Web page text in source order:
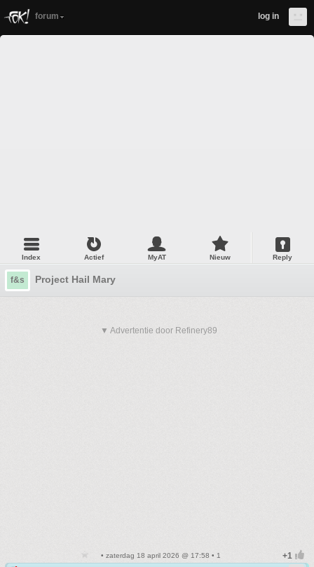
forum log in
Index Actief MyAT Nieuw Reply
f&s Project Hail Mary
▼ Advertentie door Refinery89
• zaterdag 18 april 2026 @ 17:58 • 1